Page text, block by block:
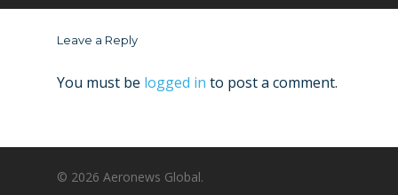
Leave a Reply
You must be logged in to post a comment.
© 2026 Aeronews Global.